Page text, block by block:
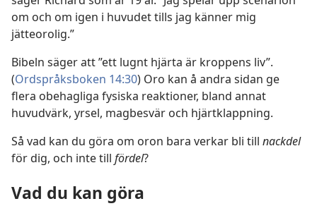
om och om igen i huvudet tills jag känner mig
jätteorolig.”
Bibeln säger att ”ett lugnt hjärta är kroppens liv”.
(Ordspråksboken 14:30) Oro kan å andra sidan ge
flera obehagliga fysiska reaktioner, bland annat
huvudvärk, yrsel, magbesvär och hjärtklappning.
Så vad kan du göra om oron bara verkar bli till nackdel
för dig, och inte till fördel?
Vad du kan göra